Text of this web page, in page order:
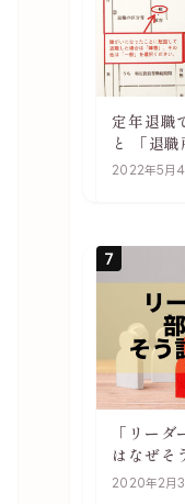
定年退職
と 「退
用継続基
2022年5月4
7
「リー
はなぜそ
辛いのか
2020年2月3